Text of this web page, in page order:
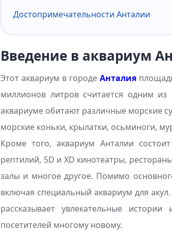
Достопримечательности Анталии
Введение в аквариум
Этот аквариум в городе Анталия
миллионов литров считается одним
аквариуме обитают различные морские
морские коньки, крылатки, осьминоги,
Кроме того, аквариум Анталии
рептилий, 5D и XD кинотеатры,
залы и многое другое. Помимо
включая специальный аквариум для
рассказывает увлекательные
посетителей многому новому.